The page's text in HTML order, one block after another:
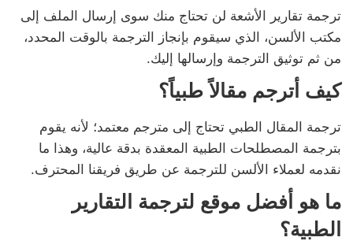
ترجمة تقارير الأشعة لن تحتاج منك سوى إرسال الملف إلى
مكتب الألسن، الذي سيقوم بإنجاز الترجمة بالوقت المحدد،
من ثم توثيق الترجمة وإرسالها إليك.
كيف أترجم مقالاً طبياً؟
ترجمة المقال الطبي تحتاج إلى مترجم معتمد؛ لأنه يقوم
بترجمة المصطلحات الطبية المعقدة بدقة عالية، وهذا ما
نقدمه لعملاء الألسن للترجمة عن طريق فريقنا المحترف.
ما هو أفضل موقع لترجمة التقارير
الطبية؟